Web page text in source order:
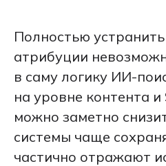
Полностью
атрибуции
в саму логику ИИ-
на уровне контента и
можно заметно
системы чаще
частично отражают